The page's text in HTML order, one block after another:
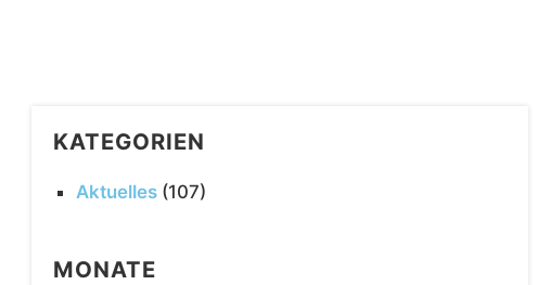
KATEGORIEN
Aktuelles(107)
MONATE